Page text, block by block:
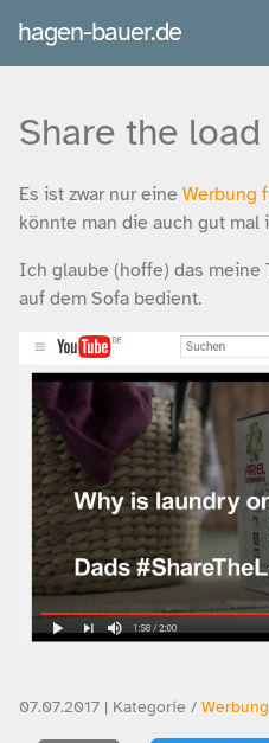
hagen-bauer.de
Share the load
Es ist zwar nur eine Werbung
könnte man die auch gut mal
Ich glaube (hoffe) das meine
auf dem Sofa bedient.
07.07.2017 | Kategorie / Werbung